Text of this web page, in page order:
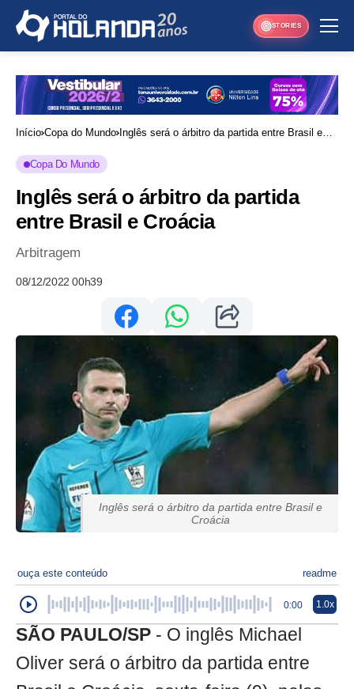
STORIES
Início Copa do Mundo Inglês será o árbitro da partida entre Brasil e
Copa Do Mundo
Inglês será o árbitro da partida
entre Brasil e Croácia
Arbitragem
08/12/2022 00h39
Inglês será o árbitro da partida entre Brasil e
Croácia
ouça este conteúdo readme
0:00 1.0x
SÃO PAULO/SP - O inglês Michael
Oliver será o árbitro da partida entre